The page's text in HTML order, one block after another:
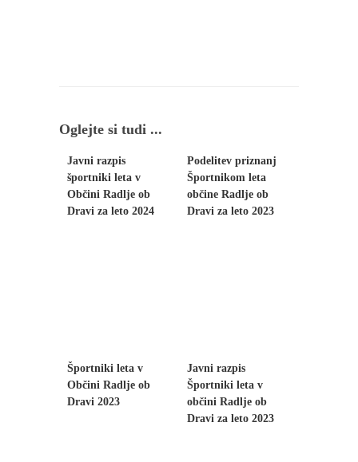
Oglejte si tudi ...
Javni razpis
športniki leta v
Občini Radlje ob
Dravi za leto 2024
Podelitev priznanj
Športnikom leta
občine Radlje ob
Dravi za leto 2023
Športniki leta v
Občini Radlje ob
Dravi 2023
Javni razpis
Športniki leta v
občini Radlje ob
Dravi za leto 2023